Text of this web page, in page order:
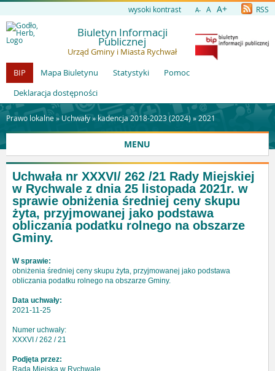
wysoki kontrast A- A A+ RSS
Biuletyn Informacji
Publicznej
Urząd Gminy i Miasta Rychwał
BIP
Mapa Biuletynu Statystyki
Pomoc
Deklaracja dostępności
Prawo lokalne » Uchwały» kadencja 2018-2023 (2024) »2021
MENU
Uchwała nr XXXVI/ 262 /21 Rady Miejskiej
w Rychwale z dnia 25 listopada 2021r. w
sprawie obniżenia średniej ceny skupu
żyta, przyjmowanej jako podstawa
obliczania podatku rolnego na obszarze
Gminy.
W sprawie:
obniżenia średniej ceny skupu żyta, przyjmowanej jako podstawa
obliczania podatku rolnego na obszarze Gminy.
Data uchwały:
2021-11-25
Numer uchwały:
XXXVI / 262 / 21
Podjęta przez: